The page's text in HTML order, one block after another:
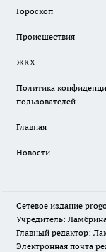
Гороскоп
Происшествия
ЖКХ
Политика
пользователей.
Главная
Новости
Сетевое издание
Учредитель:
Главный редактор:
Электронная почта